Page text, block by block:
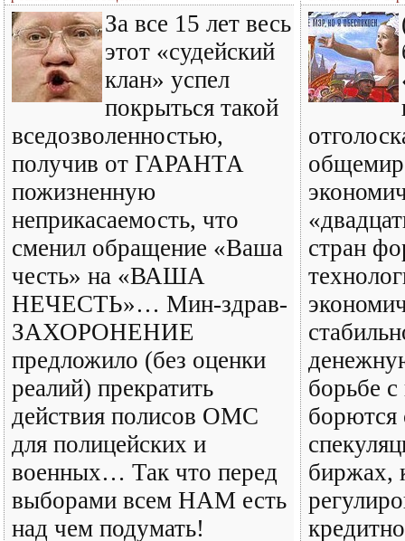
За все 15 лет весь
этот «судейский
клан» успел
покрыться такой
вседозволенностью,
получив от ГАРАНТА
пожизненную
неприкасаемость, что
сменил обращение «Ваша
честь» на «ВАША
НЕЧЕСТЬ»… Мин-здрав-
ЗАХОРОНЕНИЕ
предложило (без оценки
реалий) прекратить
действия полисов ОМС
для полицейских и
военных… Так что перед
выборами всем НАМ есть
над чем подумать!
стран
борьбе
борются
биржах,